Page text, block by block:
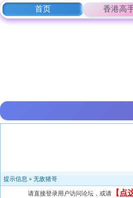
首页 香港高
提示信息 » 无敌猪哥
请直接登录用户访问论坛，或请 【 点